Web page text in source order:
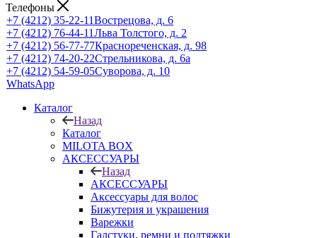
Телефоны
+7 (4212) 35-22-11Вострецова, д. 6
+7 (4212) 76-44-11Льва Толстого, д. 2
+7 (4212) 56-77-77Краснореченская, д. 98
+7 (4212) 74-20-22Стрельникова, д. 6а
+7 (4212) 54-59-05Суворова, д. 10
WhatsApp
Каталог
Назад
Каталог
MILOTA BOX
АКСЕССУАРЫ
Назад
АКСЕССУАРЫ
Аксессуары для волос
Бижутерия и украшения
Варежки
Галстуки, ремни и подтяжки